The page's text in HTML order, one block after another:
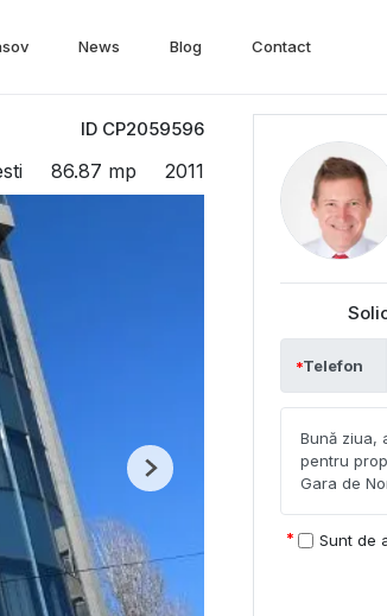
News Blog Contact
ID CP2059596
86.87 mp 2011
Next
Telefon
Sunt de